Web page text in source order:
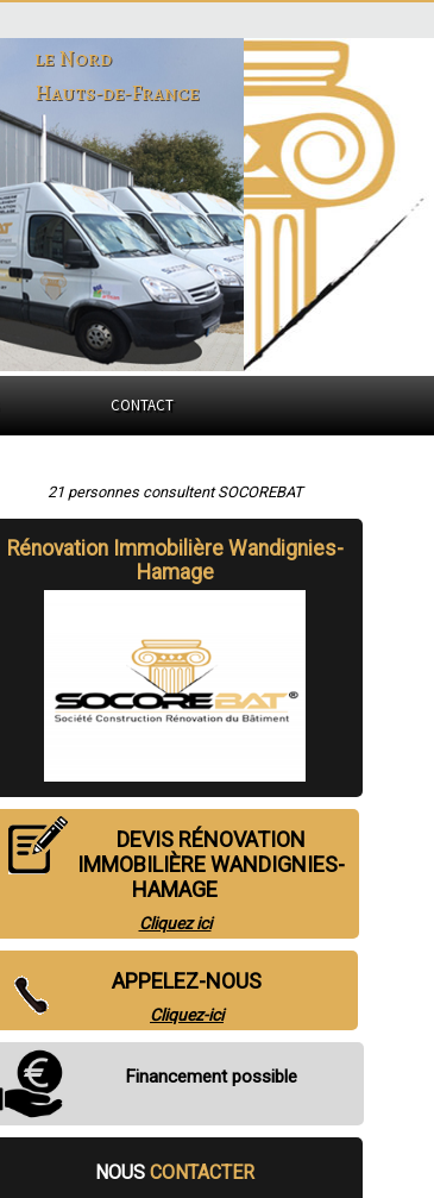
le Nord
Hauts-de-France
CONTACT
21 personnes consultent SOCOREBAT
Rénovation Immobilière Wandignies-
Hamage
DEVIS RÉNOVATION
IMMOBILIÈRE WANDIGNIES-
HAMAGE
Cliquez ici
APPELEZ-NOUS
Cliquez-ici
Financement possible
NOUS CONTACTER